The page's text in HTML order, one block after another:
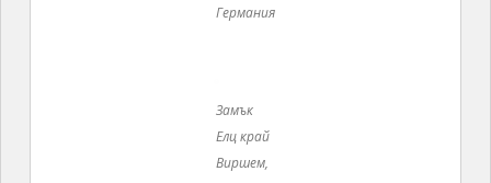
Германия
достъпът е само до два от тях. Интересно
помещение е всекидневната стая, която прилича на
Оръжейна. Стените са окичени с